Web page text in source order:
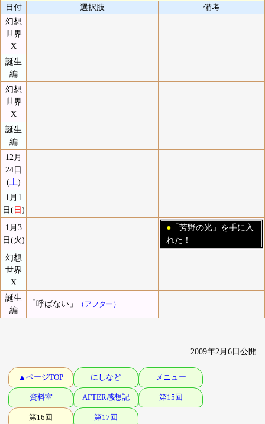
日付 選択肢
備考
幻想
世界
X
誕生
編
幻想
世界
X
誕生
編
12月
24日
(土)
1月1
日(日)
1月3
日(火)
● 「芳野の光」を手に入
れた！
幻想
世界
X
誕生
編
「呼ばない」 （アフター）
2009年2月6日公開
▲ページTOP にしなど メニュー
資料室 AFTER感想記 第15回
第16回 第17回